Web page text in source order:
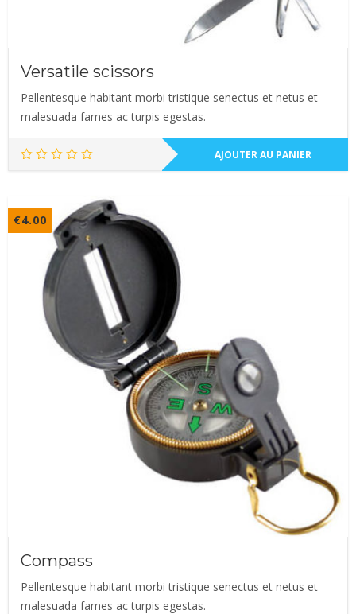
Versatile scissors
Pellentesque habitant morbi tristique senectus et netus et
malesuada fames ac turpis egestas.
AJOUTER AU PANIER
€4.00
Compass
Pellentesque habitant morbi tristique senectus et netus et
malesuada fames ac turpis egestas.